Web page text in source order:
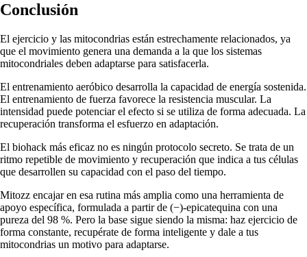
Conclusión
El ejercicio y las mitocondrias están estrechamente relacionados, ya
que el movimiento genera una demanda a la que los sistemas
mitocondriales deben adaptarse para satisfacerla.
El entrenamiento aeróbico desarrolla la capacidad de energía sostenida.
El entrenamiento de fuerza favorece la resistencia muscular. La
intensidad puede potenciar el efecto si se utiliza de forma adecuada. La
recuperación transforma el esfuerzo en adaptación.
El biohack más eficaz no es ningún protocolo secreto. Se trata de un
ritmo repetible de movimiento y recuperación que indica a tus células
que desarrollen su capacidad con el paso del tiempo.
Mitozz encajar en esa rutina más amplia como una herramienta de
apoyo específica, formulada a partir de (−)-epicatequina con una
pureza del 98 %. Pero la base sigue siendo la misma: haz ejercicio de
forma constante, recupérate de forma inteligente y dale a tus
mitocondrias un motivo para adaptarse.